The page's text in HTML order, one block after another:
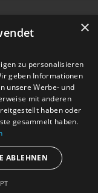
×
zu personalisieren
geben Informationen
unsere Werbe- und
mit anderen
haben oder
gesammelt haben.
ABLEHNEN